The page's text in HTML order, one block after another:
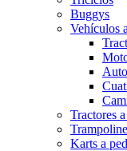
Buggys
Vehículos
Tractores
Karts a